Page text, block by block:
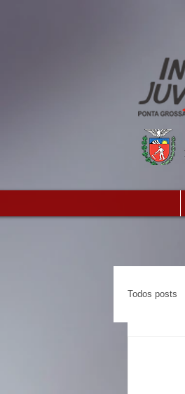
Todos posts